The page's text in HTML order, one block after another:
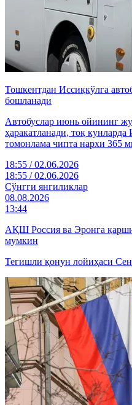
Тошкентдан Иссиқкўлга
бошланади
Автобуслар июнь ойининг
ҳаракатланади, тоқ
томонлама чипта нархи 365
18:55 / 02.06.2026
18:55 / 02.06.2026
Cўнгги янгиликлар
08.08.2026
13:44
АҚШ Россия ва Эронга
мумкин
Тегишли қонун лойиҳаси